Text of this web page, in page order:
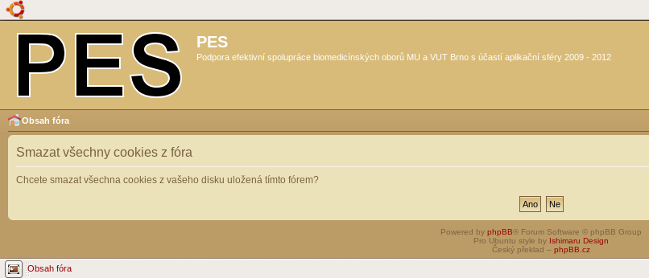
PES
Podpora efektivní spolupráce biomedicínských oborů MU a VUT Brno s účastí aplikační sféry 2009 - 2012
Obsah fóra
Smazat všechny cookies z fóra
Chcete smazat všechna cookies z vašeho disku uložená tímto fórem?
Powered by phpBB® Forum Software © phpBB Group
Pro Ubuntu style by Ishimaru Design
Český překlad – phpBB.cz
Obsah fóra